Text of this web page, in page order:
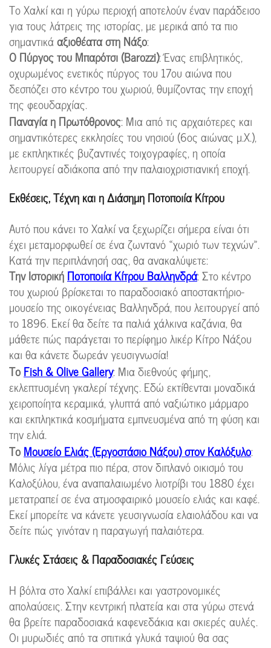
Το Χαλκί και η γύρω περιοχή αποτελούν έναν παράδεισο
για τους λάτρεις της ιστορίας, με μερικά από τα πιο
σημαντικάαξιοθέατα στη Νάξο:
Ο Πύργος του Μπαρότσι (Barozzi): Ένας επιβλητικός,
οχυρωμένος ενετικός πύργος του 17ου αιώνα που
δεσπόζει στο κέντρο του χωριού, θυμίζοντας την εποχή
της φεουδαρχίας.
Παναγία η Πρωτόθρονος: Μια από τις αρχαιότερες και
σημαντικότερες εκκλησίες του νησιού (6ος αιώνας μ.Χ.),
με εκπληκτικές βυζαντινές τοιχογραφίες, η οποία
λειτουργεί αδιάκοπα από την παλαιοχριστιανική εποχή.
Εκθέσεις, Τέχνη και η Διάσημη Ποτοποιία Κίτρου
Αυτό που κάνει το Χαλκί να ξεχωρίζει σήμερα είναι ότι
έχει μεταμορφωθεί σε ένα ζωντανό «χωριό των τεχνών».
Κατά την περιπλάνησή σας, θα ανακαλύψετε:
Την Ιστορική Ποτοποιία Κίτρου Βαλληνδρά: Στο κέντρο
του χωριού βρίσκεται το παραδοσιακό αποστακτήριο-
μουσείο της οικογένειας Βαλληνδρά, που λειτουργεί από
το 1896. Εκεί θα δείτε τα παλιά χάλκινα καζάνια, θα
μάθετε πώς παράγεται το περίφημο λικέρ Κίτρο Νάξου
και θα κάνετε δωρεάν γευσιγνωσία!
Το Fish & Olive Gallery: Μια διεθνούς φήμης,
εκλεπτυσμένη γκαλερί τέχνης. Εδώ εκτίθενται μοναδικά
χειροποίητα κεραμικά, γλυπτά από ναξιώτικο μάρμαρο
και εκπληκτικά κοσμήματα εμπνευσμένα από τη φύση και
την ελιά.
Το Μουσείο Ελιάς (Εργοστάσιο Νάξου) στον Καλόξυλο:
Μόλις λίγα μέτρα πιο πέρα, στον διπλανό οικισμό του
Καλοξύλου, ένα αναπαλαιωμένο λιοτρίβι του 1880 έχει
μετατραπεί σε ένα ατμοσφαιρικό μουσείο ελιάς και καφέ.
Εκεί μπορείτε να κάνετε γευσιγνωσία ελαιολάδου και να
δείτε πώς γινόταν η παραγωγή παλαιότερα.
Γλυκές Στάσεις & Παραδοσιακές Γεύσεις
Η βόλτα στο Χαλκί επιβάλλει και γαστρονομικές
απολαύσεις. Στην κεντρική πλατεία και στα γύρω στενά
θα βρείτε παραδοσιακά καφενεδάκια και σκιερές αυλές.
Οι μυρωδιές από τα σπιτικά γλυκά ταψιού θα σας